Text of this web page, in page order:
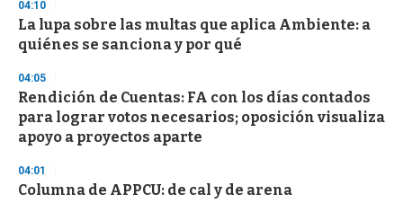
04:10
La lupa sobre las multas que aplica Ambiente: a
quiénes se sanciona y por qué
04:05
Rendición de Cuentas: FA con los días contados
para lograr votos necesarios; oposición visualiza
apoyo a proyectos aparte
04:01
Columna de APPCU: de cal y de arena